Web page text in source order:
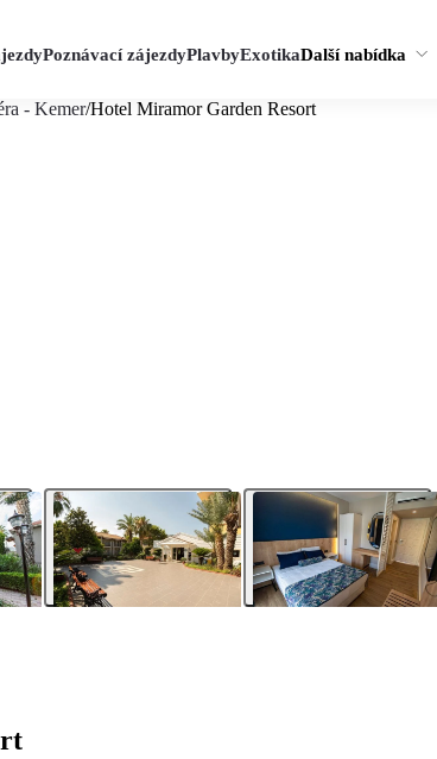
Poznávací zájezdyPlavbyExotikaDalší nabídka
- Kemer/Hotel Miramor Garden Resort